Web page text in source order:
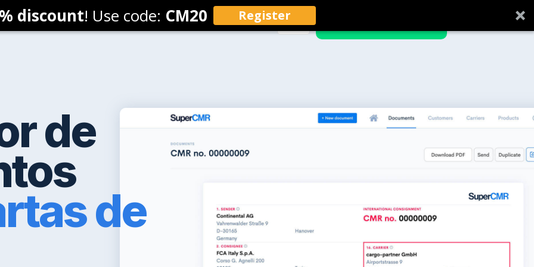
discount! Use code: CM20 Register
Precios Blog Contacto > Iniciar
de
de